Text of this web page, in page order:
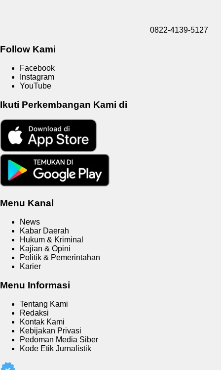
0822-4139-5127
Follow Kami
Facebook
Instagram
YouTube
Ikuti Perkembangan Kami di
Menu Kanal
News
Kabar Daerah
Hukum & Kriminal
Kajian & Opini
Politik & Pemerintahan
Karier
Menu Informasi
Tentang Kami
Redaksi
Kontak Kami
Kebijakan Privasi
Pedoman Media Siber
Kode Etik Jurnalistik